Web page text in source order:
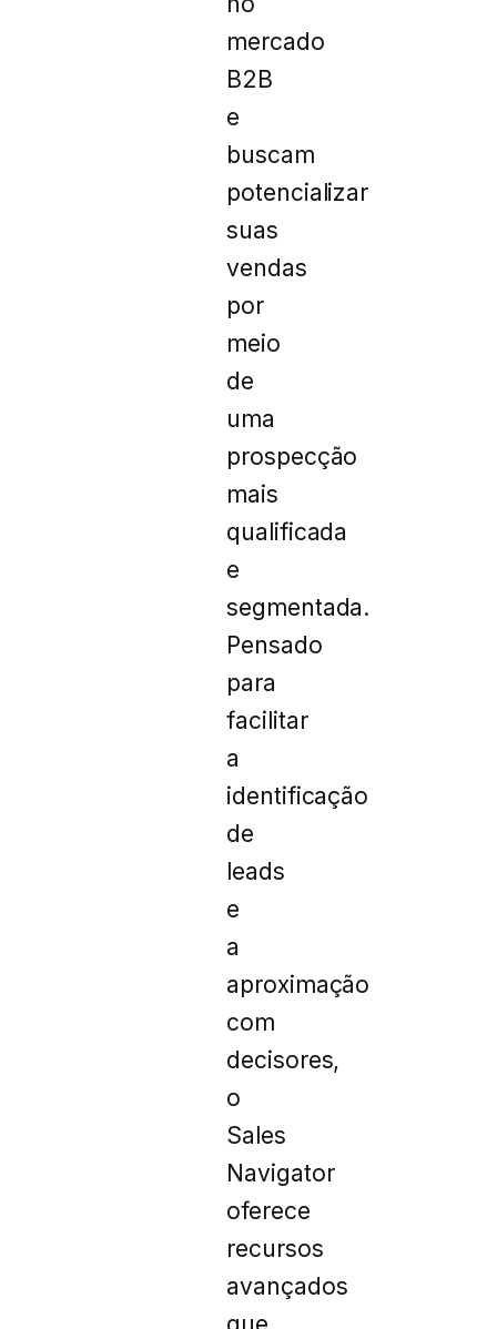
mercado
B2B
e
buscam
potencializar
suas
vendas
por
meio
de
uma
prospecção
mais
qualificada
e
segmentada.
Pensado
para
facilitar
a
identificação
de
leads
e
a
aproximação
com
decisores,
o
Sales
Navigator
oferece
recursos
avançados